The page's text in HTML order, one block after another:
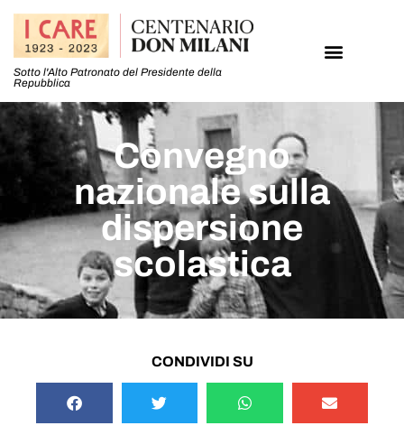
Sotto l'Alto Patronato del Presidente della
Repubblica
Convegno
nazionale sulla
dispersione
scolastica
CONDIVIDI SU